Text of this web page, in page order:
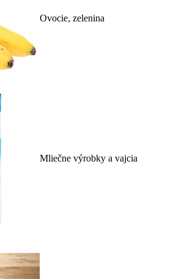
Ovocie, zelenina
Mliečne výrobky a vajcia